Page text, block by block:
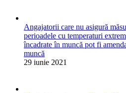
Angajatorii care nu asigură
perioadele cu temperaturi
încadrate în muncă pot fi
muncă
29 iunie 2021